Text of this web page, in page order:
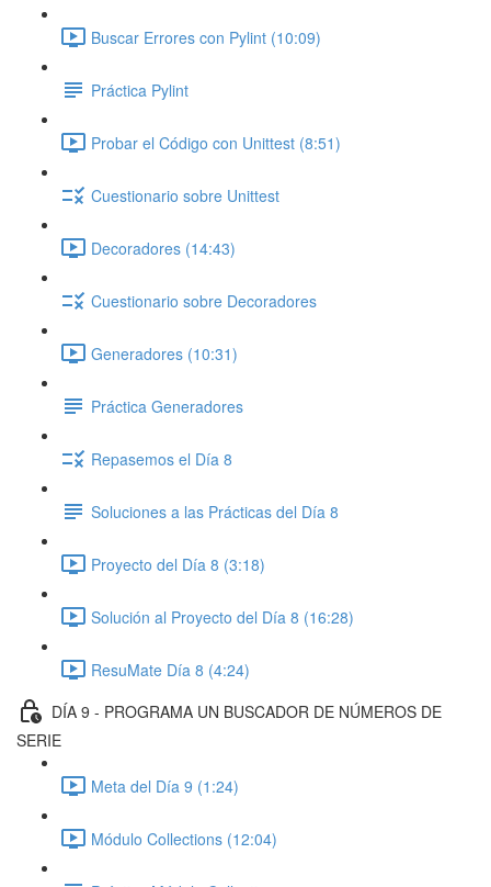
Buscar Errores con Pylint (10:09)
Práctica Pylint
Probar el Código con Unittest (8:51)
Cuestionario sobre Unittest
Decoradores (14:43)
Cuestionario sobre Decoradores
Generadores (10:31)
Práctica Generadores
Repasemos el Día 8
Soluciones a las Prácticas del Día 8
Proyecto del Día 8 (3:18)
Solución al Proyecto del Día 8 (16:28)
ResuMate Día 8 (4:24)
DÍA 9 - PROGRAMA UN BUSCADOR DE NÚMEROS DE
SERIE
Meta del Día 9 (1:24)
Módulo Collections (12:04)